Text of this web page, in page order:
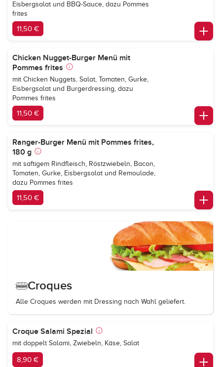
Eisbergsalat und BBQ-Sauce, dazu Pommes
frites
11,50 €
Chicken Nugget-Burger Menü mit
Pommes frites
mit Chicken Nuggets, Salat, Tomaten, Gurke,
Eisbergsalat und Burgerdressing, dazu
Pommes frites
11,50 €
Ranger-Burger Menü mit Pommes frites,
180 g
mit saftigem Rindfleisch, Röstzwiebeln, Bacon,
Tomaten, Gurke, Eisbergsalat und Remoulade,
dazu Pommes frites
11,50 €
Croques
Alle Croques werden mit Dressing nach Wahl geliefert.
Croque Salami Spezial
mit doppelt Salami, Zwiebeln, Käse, Salat
8,90 €